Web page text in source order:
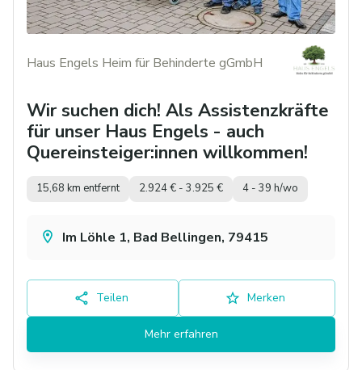
Haus Engels Heim für Behinderte gGmbH
Wir suchen dich! Als Assistenzkräfte
für unser Haus Engels - auch
Quereinsteiger:innen willkommen!
15,68 km entfernt 2.924 € - 3.925 € 4 - 39 h/wo
Im Löhle 1, Bad Bellingen, 79415
Teilen Merken
Mehr erfahren